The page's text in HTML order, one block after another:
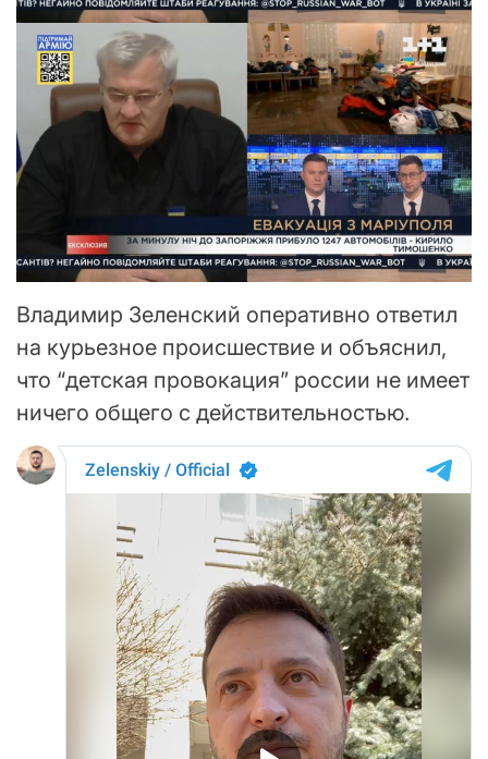
Владимир Зеленский оперативно ответил
на курьезное происшествие и объяснил,
что “детская провокация” россии не имеет
ничего общего с действительностью.